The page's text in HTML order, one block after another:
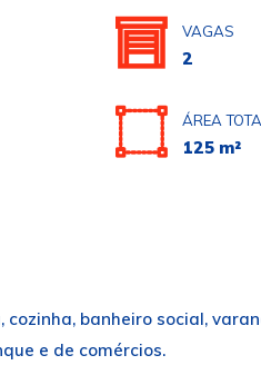
VAGAS
2
ÁREA
125 m²
cozinha, banheiro social,
e de comércios.